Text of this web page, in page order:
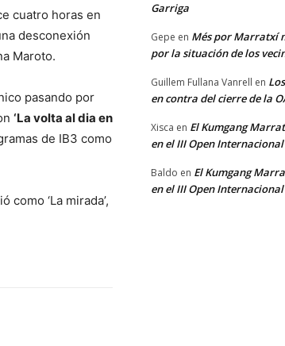
cuatro horas en
desconexión
Maroto.
pasando por
‘La volta al dia en
de IB3 como
‘La mirada’,
Garriga
Gepe en Més por Marratxí
por la situación de los
Guillem Fullana Vanrell en
en contra del cierre de la
Xisca en El Kumgang
en el III Open
Baldo en El Kumgang
en el III Open